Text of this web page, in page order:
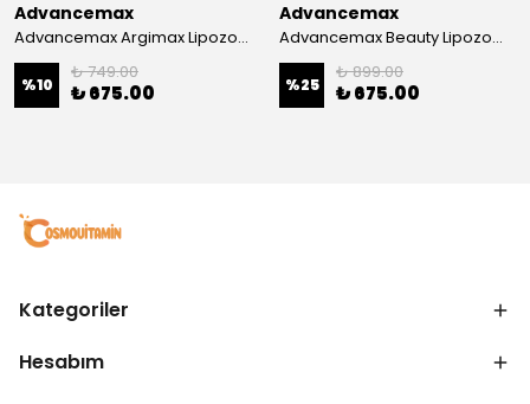
Advancemax
Advancemax Argimax Lipozomal Sıvı 150 ml 8684375607587
%10
₺ 749.00
₺ 675.00
Advancemax
Advancemax Beauty Lipozomal Hyalüronik Asit Keratin Biotin Zn 30 Kapsül 8684375607556
%25
₺ 899.00
₺ 675.00
Kategoriler
Hesabım